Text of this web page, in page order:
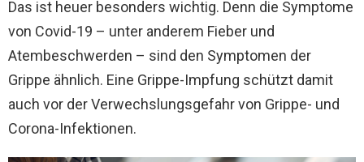
Das ist heuer besonders wichtig. Denn die Symptome
von Covid-19 – unter anderem Fieber und
Atembeschwerden – sind den Symptomen der
Grippe ähnlich. Eine Grippe-Impfung schützt damit
auch vor der Verwechslungsgefahr von Grippe- und
Corona-Infektionen.